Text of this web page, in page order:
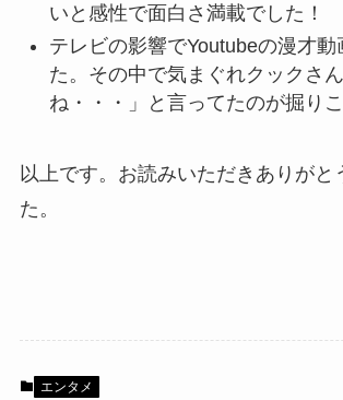
いと感性で面白さ満載でした！
テレビの影響でYoutubeの漫才動
た。その中で気まぐれクックさ
ね・・・」と言ってたのが掘り
以上です。お読みいただきありがと
た。
エンタメ